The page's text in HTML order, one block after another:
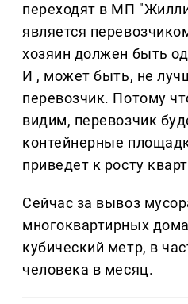
переходят в МП
является
хозяин должен быть
И , может быть, не
перевозчик. Потому
видим, перевозчик
контейнерные
приведет к росту
Сейчас за вывоз
многоквартирных
кубический метр, в
человека в месяц.